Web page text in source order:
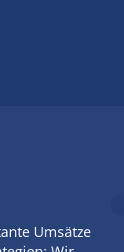
Umsätze